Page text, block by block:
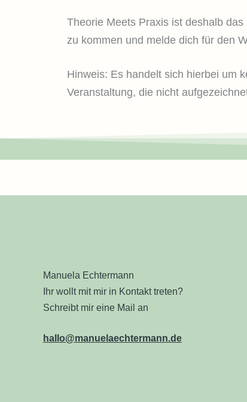
Theorie Meets Praxis ist deshalb
zu kommen und melde dich für den
Hinweis: Es handelt sich hierbei um
Veranstaltung, die nicht
Manuela Echtermann
Ihr wollt mit mir in Kontakt treten?
Schreibt mir eine Mail an
hallo@manuelaechtermann.de